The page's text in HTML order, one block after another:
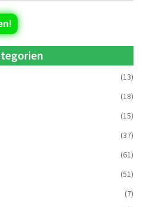
(13)
(18)
(15)
(37)
(61)
(51)
(7)